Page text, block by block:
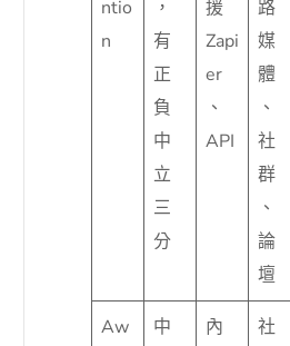
ntio
n
，
有
正
負
中
立
三
分
援
Zapi
er
、
API
路
媒
體
、
社
群
、
論
壇
Aw
中
內
社